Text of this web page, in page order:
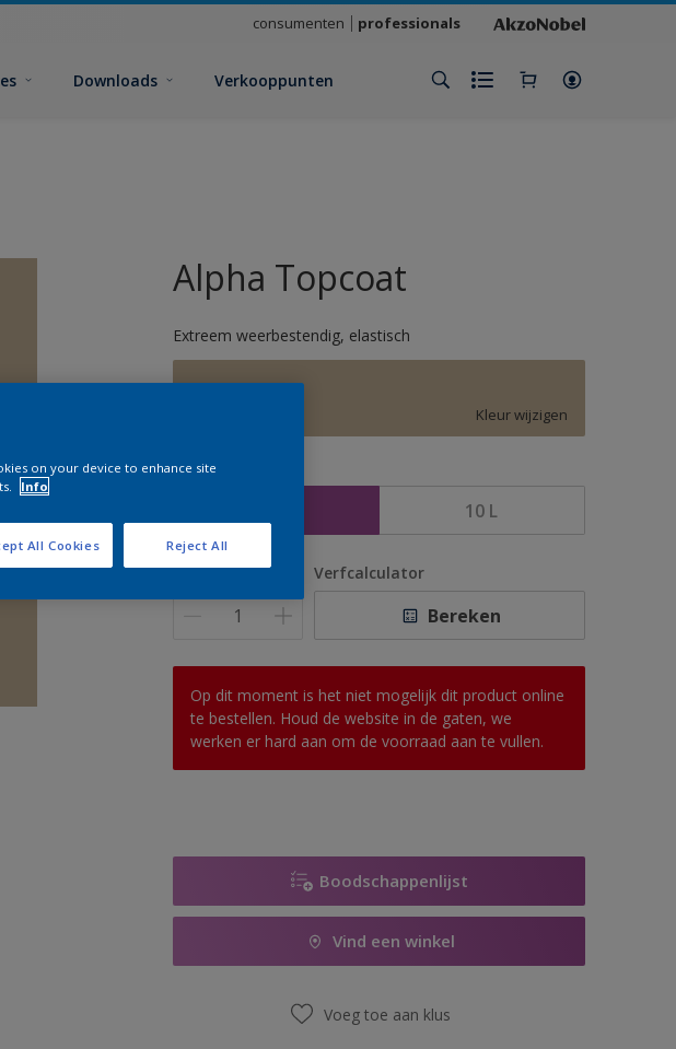
consumenten professionals
Downloads Verkooppunten
Alpha Topcoat
Extreem weerbestendig, elastisch
F3.12.67
Kleur wijzigen
Grootte
10 L
Aantal Verfcalculator
Bereken
Op dit moment is het niet mogelijk dit product online
te bestellen. Houd de website in de gaten, we
werken er hard aan om de voorraad aan te vullen.
Boodschappenlijst
Vind een winkel
Voeg toe aan klus
on your device to enhance site
Info
Reject All
All Cookies